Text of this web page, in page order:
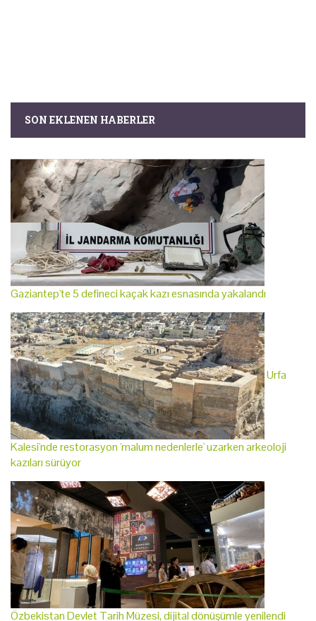
SON EKLENEN HABERLER
Gaziantep'te 5 defineci kaçak kazı esnasında yakalandı
Urfa
Kalesi'nde restorasyon 'malum nedenlerle' uzarken arkeoloji
kazıları sürüyor
Özbekistan Devlet Tarih Müzesi, dijital dönüşümle yenilendi